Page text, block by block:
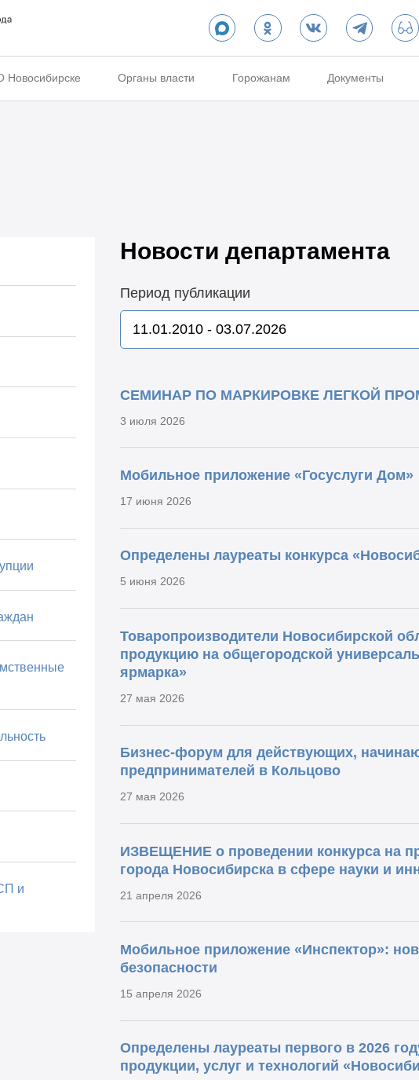
Новосибирске Органы власти Горожанам Документы
и
Новости департамента
Период публикации
СЕМИНАР ПО МАРКИРОВКЕ ЛЕГКОЙ
3 июля 2026
Мобильное приложение «Госуслуги Дом»
17 июня 2026
Определены лауреаты конкурса
5 июня 2026
Товаропроизводители Новосибирской
продукцию на общегородской
ярмарка»
27 мая 2026
Бизнес-форум для действующих,
предпринимателей в Кольцово
27 мая 2026
ИЗВЕЩЕНИЕ о проведении конкурса на
города Новосибирска в сфере науки и
21 апреля 2026
Мобильное приложение «Инспектор»:
безопасности
15 апреля 2026
Определены лауреаты первого в 2026
продукции, услуг и технологий